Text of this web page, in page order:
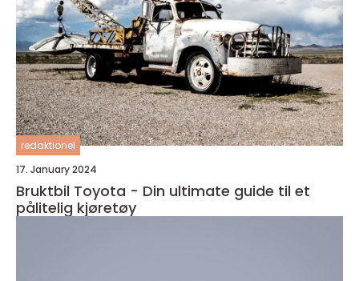
redaktionel
17. January 2024
Bruktbil Toyota - Din ultimate guide til et
pålitelig kjøretøy